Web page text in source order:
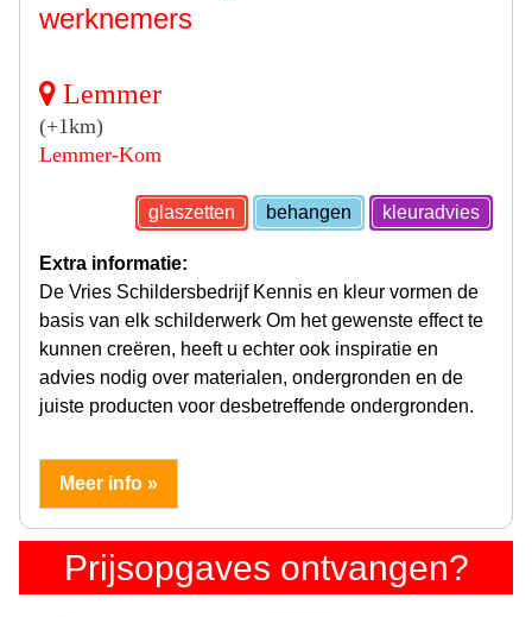
werknemers
Lemmer
(+1km)
Lemmer-Kom
glaszetten behangen kleuradvies
Extra informatie:
De Vries Schildersbedrijf Kennis en kleur vormen de
basis van elk schilderwerk Om het gewenste effect te
kunnen creëren, heeft u echter ook inspiratie en
advies nodig over materialen, ondergronden en de
juiste producten voor desbetreffende ondergronden.
Meer info »
Prijsopgaves ontvangen?